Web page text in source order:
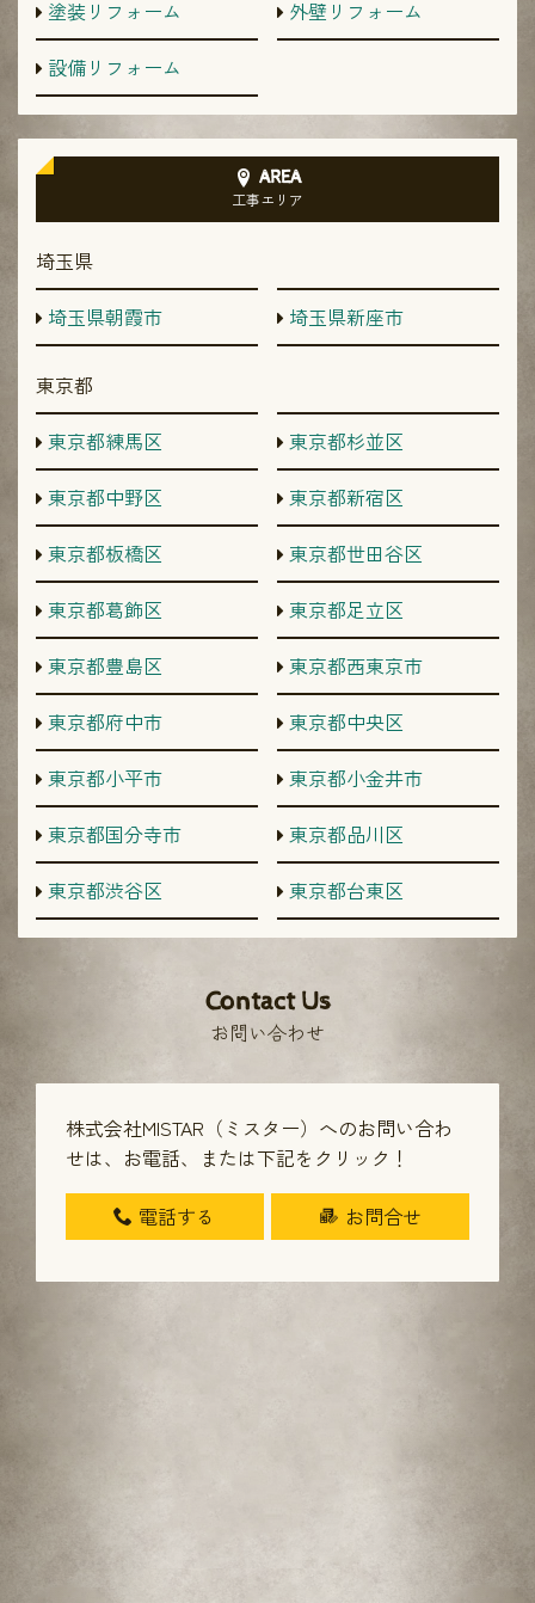
塗装リフォーム
外壁リフォーム
設備リフォーム
AREA
工事エリア
埼玉県
埼玉県朝霞市
埼玉県新座市
東京都
東京都練馬区
東京都杉並区
東京都中野区
東京都新宿区
東京都板橋区
東京都世田谷区
東京都葛飾区
東京都足立区
東京都豊島区
東京都西東京市
東京都府中市
東京都中央区
東京都小平市
東京都小金井市
東京都国分寺市
東京都品川区
東京都渋谷区
東京都台東区
Contact Us
お問い合わせ
株式会社MISTAR（ミスター）へのお問い合わ
せは、 お電話、または下記をクリック！
電話する お問合せ